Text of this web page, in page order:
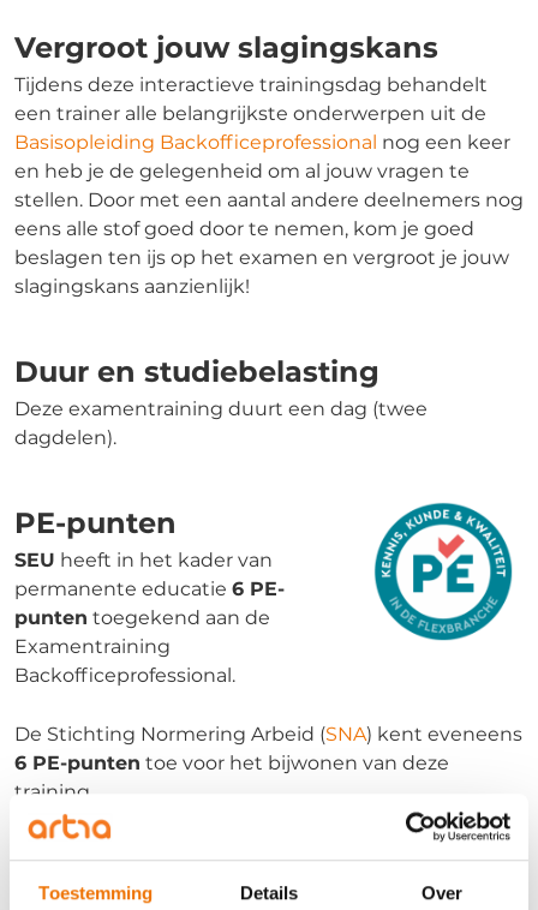
Toestemming Details Over
Vergroot jouw slagingskans
Tijdens deze interactieve trainingsdag behandelt
een trainer alle belangrijkste onderwerpen uit de
Basisopleiding Backofficeprofessional nog een keer
en heb je de gelegenheid om al jouw vragen te
stellen. Door met een aantal andere deelnemers nog
eens alle stof goed door te nemen, kom je goed
beslagen ten ijs op het examen en vergroot je jouw
slagingskans aanzienlijk!
Duur en studiebelasting
Deze examentraining duurt een dag (twee
dagdelen).
PE-punten
SEU heeft in het kader van
permanente educatie 6 PE-
punten toegekend aan de
Examentraining
Backofficeprofessional.
De Stichting Normering Arbeid (SNA) kent eveneens
6 PE-punten toe voor het bijwonen van deze
training.